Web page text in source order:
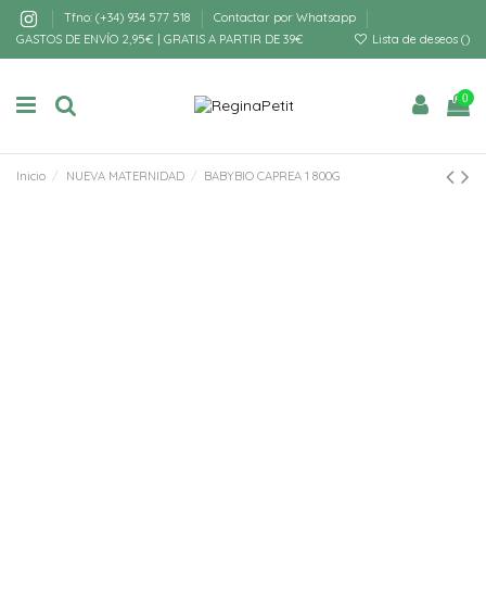
Tfno: (+34) 934 577 518
Contactar por Whatsapp
GASTOS DE ENVÍO 2,95€ | GRATIS A PARTIR DE 39€
Lista de deseos ()
0
Inicio NUEVA MATERNIDAD BABYBIO CAPREA 1 800G